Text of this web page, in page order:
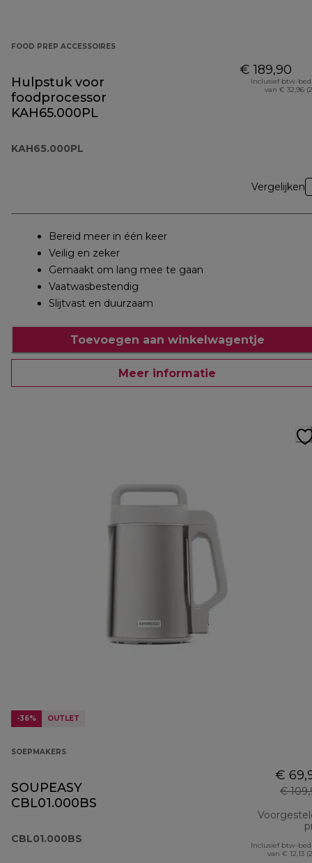
FOOD PREP ACCESSOIRES
Hulpstuk voor
foodprocessor
KAH65.000PL
KAH65.000PL
€ 189,90
Inclusief btw-
van € 32,96
Vergelijken
Bereid meer in één keer
Veilig en zeker
Gemaakt om lang mee te gaan
Vaatwasbestendig
Slijtvast en duurzaam
Toevoegen aan winkelwagentje
Meer informatie
-36% OUTLET
SOEPMAKERS
SOUPEASY
CBL01.000BS
CBL01.000BS
€
€
Inclusief btw-
van € 12,13